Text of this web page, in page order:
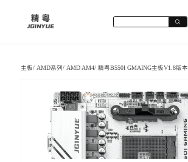
主板/ AMD系列/ AMD AM4/精粤B550I GMAING主板V1.8版本